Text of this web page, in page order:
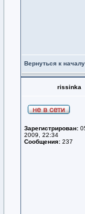
Вернуться к началу
rissinka
Зарегистрирован:
2009, 22:34
Сообщения: 237